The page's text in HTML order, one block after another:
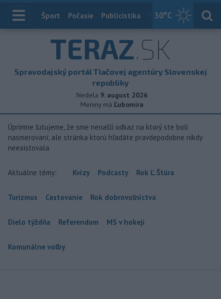
30°C
Index
Šport Počasie Publicistika Slovensko
TERAZ.SK
Spravodajský portál Tlačovej agentúry Slovenskej
republiky
Nedela 9. august 2026
Meniny má Ľubomíra
Úprimne ľutujeme, že sme nenašli odkaz na ktorý ste boli
nasmerovaní, ale stránka ktorú hľadáte pravdepodobne nikdy
neexistovala
Aktuálne témy: Kvízy Podcasty Rok Ľ.Štúra
Turizmus Cestovanie Rok dobrovoľníctva
Dielo týždňa Referendum MS v hokeji
Komunálne voľby